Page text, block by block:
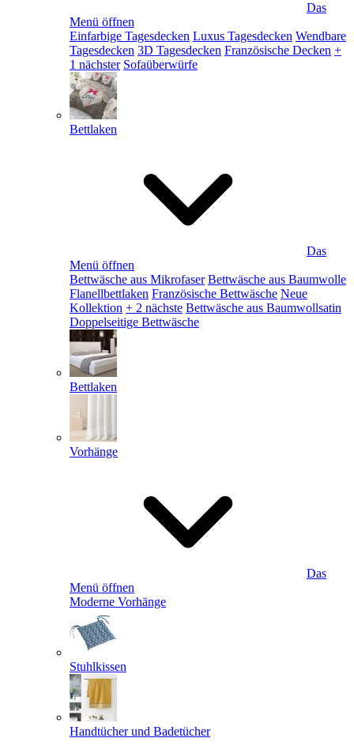
Das
Menü öffnen
Einfarbige Tagesdecken Luxus Tagesdecken Wendbare
Tagesdecken 3D Tagesdecken Französische Decken +
1 nächster Sofaüberwürfe
Bettlaken
Das
Menü öffnen
Bettwäsche aus Mikrofaser Bettwäsche aus Baumwolle
Flanellbettlaken Französische Bettwäsche Neue
Kollektion + 2 nächste Bettwäsche aus Baumwollsatin
Doppelseitige Bettwäsche
Bettlaken
Vorhänge
Das
Menü öffnen
Moderne Vorhänge
Stuhlkissen
Handtücher und Badetücher